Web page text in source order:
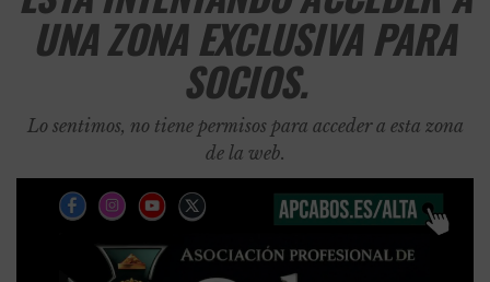
UNA ZONA EXCLUSIVA PARA
SOCIOS.
Lo sentimos, no tiene permisos para acceder a esta zona
de la web.